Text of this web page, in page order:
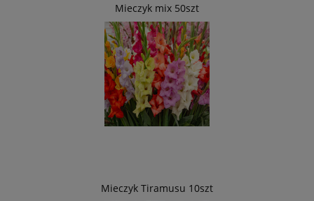
Mieczyk mix 50szt
Mieczyk Tiramusu 10szt